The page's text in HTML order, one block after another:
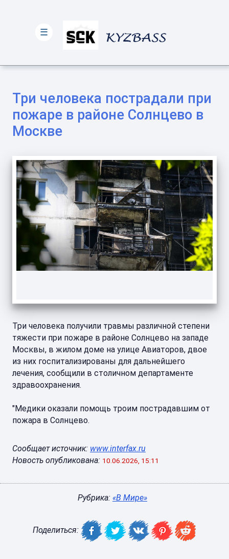
Три человека пострадали при
пожаре в районе Солнцево в
Москве
Три человека получили травмы различной степени
тяжести при пожаре в районе Солнцево на западе
Москвы, в жилом доме на улице Авиаторов, двое
из них госпитализированы для дальнейшего
лечения, сообщили в столичном департаменте
здравоохранения.
"Медики оказали помощь троим пострадавшим от
пожара в Солнцево.
Сообщает источник: www.interfax.ru
Новость опубликована: 10.06.2026, 15:11
Рубрика: «В Мире»
Поделиться:
☰